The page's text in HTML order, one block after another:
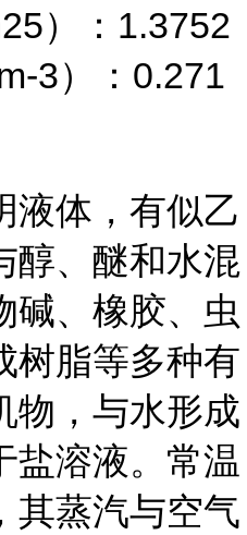
）： 1.3752
3）： 0.271
液体，有似乙
醇、醚和水混
碱、橡胶、虫
树脂等多种有
物，与水形成
盐溶液。常温
其蒸汽与空气